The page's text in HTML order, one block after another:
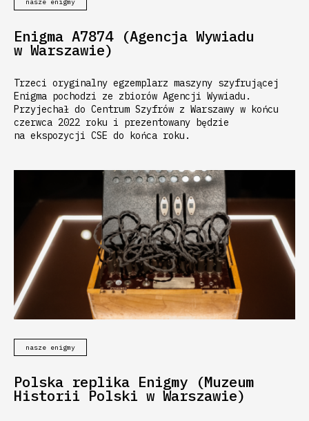
Enigma A7874 (Agencja Wywiadu
w Warszawie)
Trzeci oryginalny egzemplarz maszyny szyfrującej
Enigma pochodzi ze zbiorów Agencji Wywiadu.
Przyjechał do Centrum Szyfrów z Warszawy w końcu
czerwca 2022 roku i prezentowany będzie
na ekspozycji CSE do końca roku.
nasze enigmy
Polska replika Enigmy (Muzeum
Historii Polski w Warszawie)